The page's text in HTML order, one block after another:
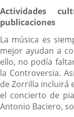
Actividades
publicaciones
La música es
mejor ayudan a
ello, no podía
la Controversia.
de Zorrilla incluirá
el concierto de
Antonio Baciero,